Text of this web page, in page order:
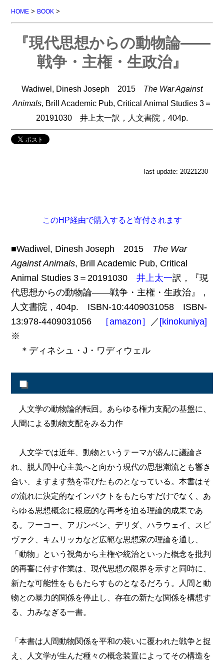
HOME > BOOK >
『現代思想からの動物論――
戦争・主権・生政治』
Wadiwel, Dinesh Joseph 2015 The War Against
Animals, Brill Academic Pub, Critical Animal Studies 3＝
20191030 井上太一訳，人文書院，404p.
last update: 20221230
このHP経由で購入すると寄付されます
■Wadiwel, Dinesh Joseph 2015 The War
Against Animals, Brill Academic Pub, Critical
Animal Studies 3＝20191030井上太一訳，『現
代思想からの動物論――戦争・主権・生政治』，
人文書院，404p. ISBN-10:4409031058 ISBN-
13:978-4409031056
［amazon］ ／ [kinokuniya]
※
＊ディネシュ・J・ワディウェル
■
人文学の動物論的転回。あらゆる権力支配の基盤に、
人間による動物支配をみる力作
人文学では近年、動物というテーマが盛んに議論さ
れ、脱人間中心主義へと向かう現代の思想潮流とも響き
合い、ますます熱を帯びたものとなっている。本書はそ
の流れに決定的なインパクトをもたらすだけでなく、あ
らゆる思想概念に根底的な再考を迫る理論的成果であ
る。フーコー、アガンベン、デリダ、ハラウェイ、スピ
ヴァク、キムリッカなど広範な思想家の理論を通し、
「動物」という視角から主権や統治といった概念を批判
的再審に付す作業は、現代思想の限界を示すと同時に、
新たな可能性をももたらすものとなるだろう。人間と動
物との暴力的関係を停止し、存在の新たな関係を構想す
る、力みなぎる一書。
「本書は人間動物関係を平和の装いに覆われた戦争と捉
え、人文学が生んだ種々の概念装置によってその構造を